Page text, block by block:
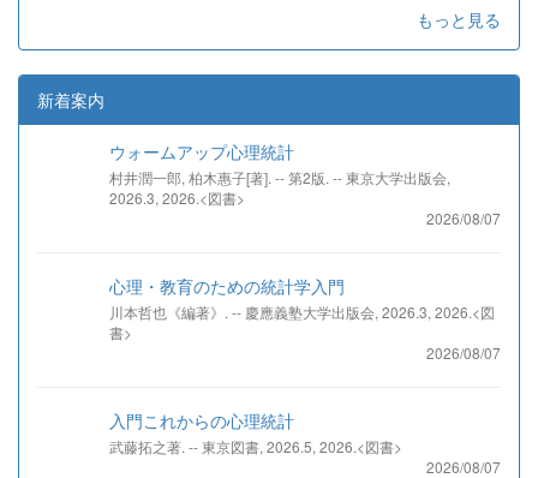
もっと見る
新着案内
ウォームアップ心理統計
村井潤一郎, 柏木惠子[著]. -- 第2版. -- 東京大学出版会,
2026.3, 2026.<図書>
2026/08/07
心理・教育のための統計学入門
川本哲也《編著》. -- 慶應義塾大学出版会, 2026.3, 2026.<図
書>
2026/08/07
入門これからの心理統計
武藤拓之著. -- 東京図書, 2026.5, 2026.<図書>
2026/08/07